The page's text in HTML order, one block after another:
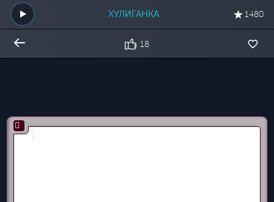
ХУЛИГАНКА 1480
18
Общий